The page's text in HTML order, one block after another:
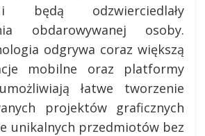
będą odzwierciedlały
obdarowywanej osoby.
odgrywa coraz większą
mobilne oraz platformy
łatwe tworzenie
projektów graficznych
unikalnych przedmiotów bez